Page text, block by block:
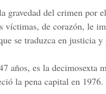
gravedad del crimen por
víctimas, de corazón, le
se traduzca en justicia
años, es la decimosexta
la pena capital en 1976.